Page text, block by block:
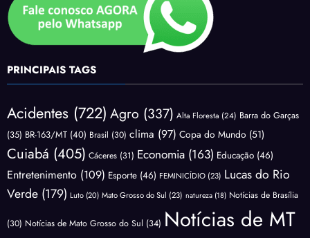
PRINCIPAIS TAGS
Acidentes (722) Agro (337) Alta Floresta (24) Barra do Garças
(35) BR-163/MT (40) Brasil (30) clima (97) Copa do Mundo (51)
Cuiabá (405) Cáceres (31) Economia (163) Educação (46)
Entretenimento (109) Esporte (46) FEMINICÍDIO (23) Lucas do Rio
Verde (179) Luto (20) Mato Grosso do Sul (23) natureza (18) Notícias de Brasília
(30) Notícias de Mato Grosso do Sul (34) Notícias de MT